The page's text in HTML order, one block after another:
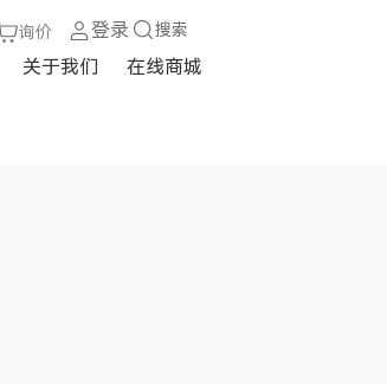
询价 登录 搜索
关于我们 在线商城